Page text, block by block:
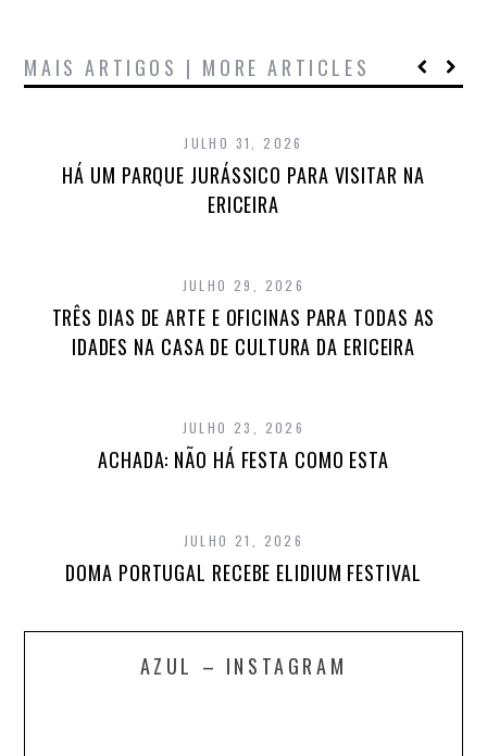
MAIS ARTIGOS | MORE ARTICLES
JULHO 31, 2026
HÁ UM PARQUE JURÁSSICO PARA VISITAR NA
ERICEIRA
JULHO 29, 2026
TRÊS DIAS DE ARTE E OFICINAS PARA TODAS AS
IDADES NA CASA DE CULTURA DA ERICEIRA
JULHO 23, 2026
ACHADA: NÃO HÁ FESTA COMO ESTA
JULHO 21, 2026
DOMA PORTUGAL RECEBE ELIDIUM FESTIVAL
AZUL – INSTAGRAM